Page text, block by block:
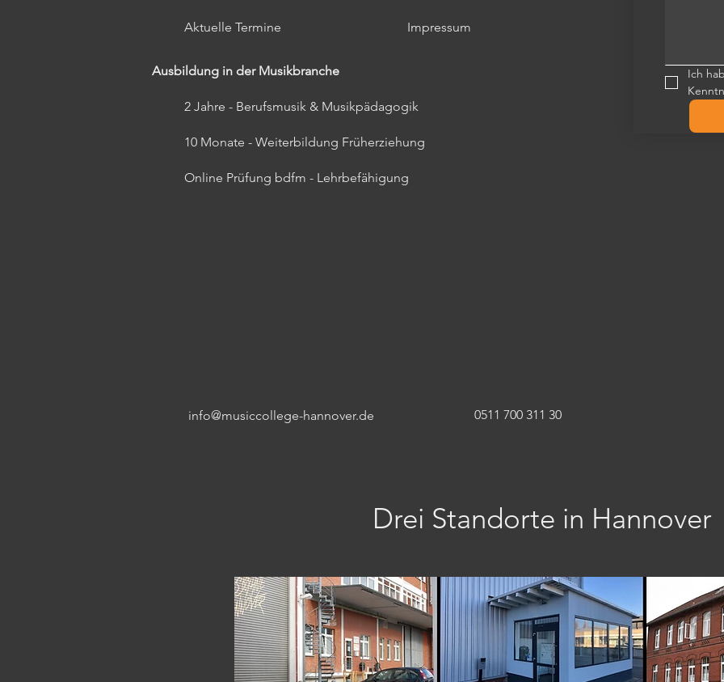
Aktuelle Termine Impressum
Ausbildung in der Musikbranche
2 Jahre - Berufsmusik & Musikpädagogik
10 Monate - Weiterbildung Früherziehung
Online Prüfung bdfm - Lehrbefähigung
info@musiccollege-hannover.de 0511 700 311 30
Ich
Drei Standorte in Hannover